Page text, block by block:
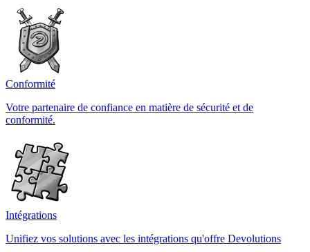
Conformité
Votre partenaire de confiance en matière de sécurité et de
conformité.
Intégrations
Unifiez vos solutions avec les intégrations qu'offre Devolutions